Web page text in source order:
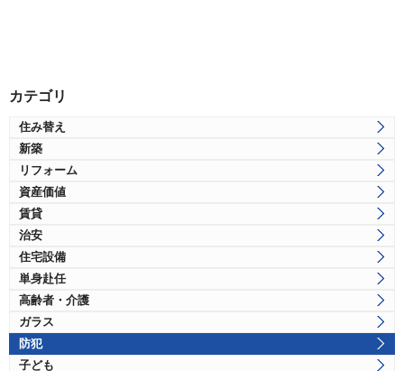
カテゴリ
住み替え
新築
リフォーム
資産価値
賃貸
治安
住宅設備
単身赴任
高齢者・介護
ガラス
防犯
子ども